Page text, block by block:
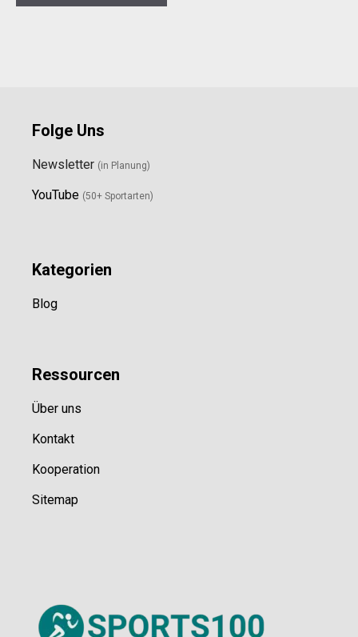
Folge Uns
Newsletter (in Planung)
YouTube (50+ Sportarten)
Kategorien
Blog
Ressourcen
Über uns
Kontakt
Kooperation
Sitemap